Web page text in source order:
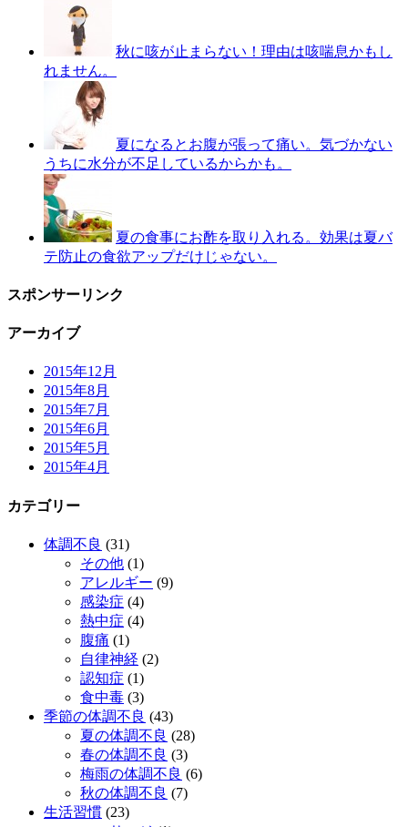
秋に咳が止まらない！理由は咳喘息かもし
れません。
夏になるとお腹が張って痛い。気づかない
うちに水分が不足しているからかも。
夏の食事にお酢を取り入れる。効果は夏バ
テ防止の食欲アップだけじゃない。
スポンサーリンク
アーカイブ
2015年12月
2015年8月
2015年7月
2015年6月
2015年5月
2015年4月
カテゴリー
体調不良 (31)
その他 (1)
アレルギー (9)
感染症 (4)
熱中症 (4)
腹痛 (1)
自律神経 (2)
認知症 (1)
食中毒 (3)
季節の体調不良 (43)
夏の体調不良 (28)
春の体調不良 (3)
梅雨の体調不良 (6)
秋の体調不良 (7)
生活習慣 (23)